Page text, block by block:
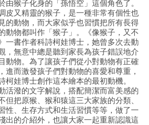
由猴子化身的「孫悟空」這個角色了。
皮又精靈的猴子，是一種非常有個性也
的動物，而大家似乎也習慣把所有長得
動物都叫作「猴子」。《像猴子，又不
一書作者科詩柯娃博士，她曾多次去動
，無意中總是聽到家長為孩子錯誤地介
動物。為了讓孩子們從小對動物有正確
進而激發孩子們對動物的喜愛和尊重，
柯娃博士創作這本繪本的最初動機。
潑的文字解說，搭配簡潔而富美感的
但把原猴、猴和猿這三大家族的分類、
性、生存方式和生活習慣等等，做了一
出的介紹外，也讓大家一起重新認識這